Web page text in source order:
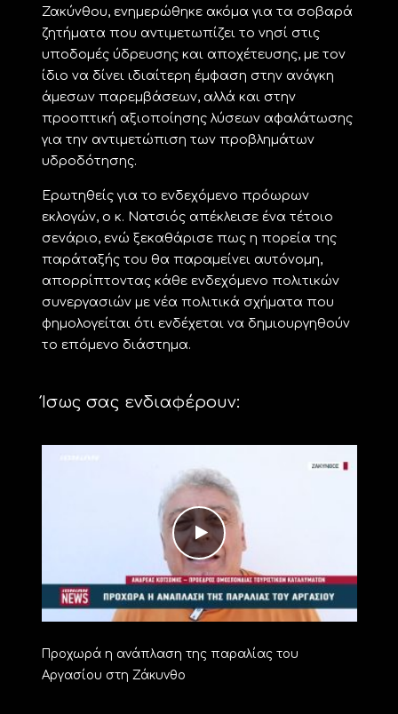
Ζακύνθου, ενημερώθηκε ακόμα για τα σοβαρά
ζητήματα που αντιμετωπίζει το νησί στις
υποδομές ύδρευσης και αποχέτευσης, με τον
ίδιο να δίνει ιδιαίτερη έμφαση στην ανάγκη
άμεσων παρεμβάσεων, αλλά και στην
προοπτική αξιοποίησης λύσεων αφαλάτωσης
για την αντιμετώπιση των προβλημάτων
υδροδότησης.
Ερωτηθείς για το ενδεχόμενο πρόωρων
εκλογών, ο κ. Νατσιός απέκλεισε ένα τέτοιο
σενάριο, ενώ ξεκαθάρισε πως η πορεία της
παράταξής του θα παραμείνει αυτόνομη,
απορρίπτοντας κάθε ενδεχόμενο πολιτικών
συνεργασιών με νέα πολιτικά σχήματα που
φημολογείται ότι ενδέχεται να δημιουργηθούν
το επόμενο διάστημα.
Ίσως σας ενδιαφέρουν:
Προχωρά η ανάπλαση της παραλίας του
Αργασίου στη Ζάκυνθο